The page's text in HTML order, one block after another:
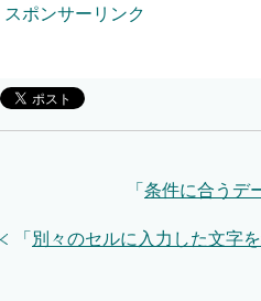
スポンサーリンク
「 条件に合うデ
「 別々のセルに入力した文字